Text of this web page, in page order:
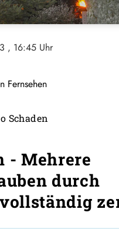
, 16:45 Uhr
Fernsehen
Schaden
- Mehrere
durch